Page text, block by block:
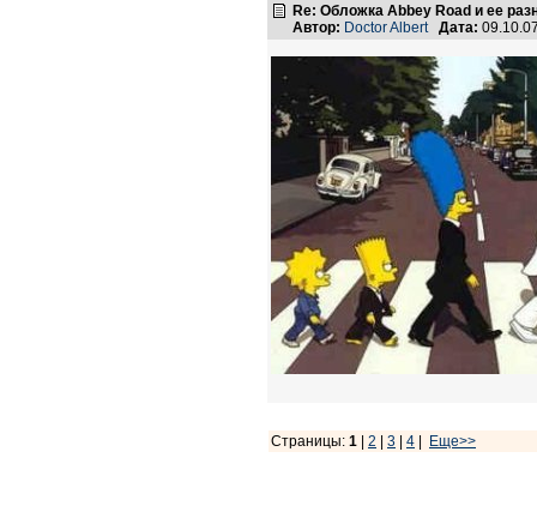
Re: Обложка Abbey Road и ее
Автор: Doctor Albert Дата:
Страницы: 1 | 2 | 3 | 4 | Еще>>